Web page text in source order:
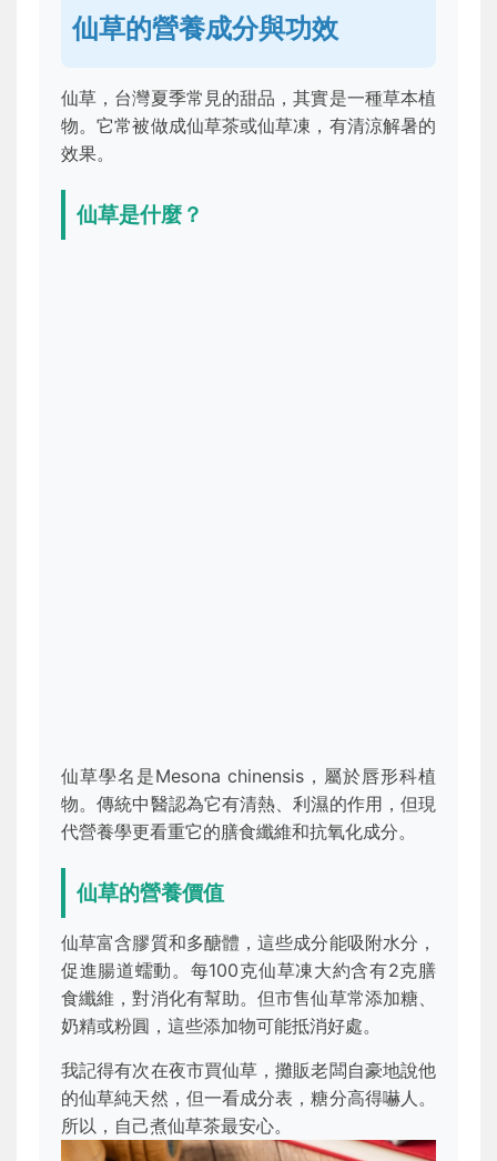
仙草的營養成分與功效
仙草，台灣夏季常見的甜品，其實是一種草本植
物。它常被做成仙草茶或仙草凍，有清涼解暑的
效果。
仙草是什麼？
仙草學名是Mesona chinensis，屬於唇形科植
物。傳統中醫認為它有清熱、利濕的作用，但現
代營養學更看重它的膳食纖維和抗氧化成分。
仙草的營養價值
仙草富含膠質和多醣體，這些成分能吸附水分，
促進腸道蠕動。每100克仙草凍大約含有2克膳
食纖維，對消化有幫助。但市售仙草常添加糖、
奶精或粉圓，這些添加物可能抵消好處。
我記得有次在夜市買仙草，攤販老闆自豪地說他
的仙草純天然，但一看成分表，糖分高得嚇人。
所以，自己煮仙草茶最安心。